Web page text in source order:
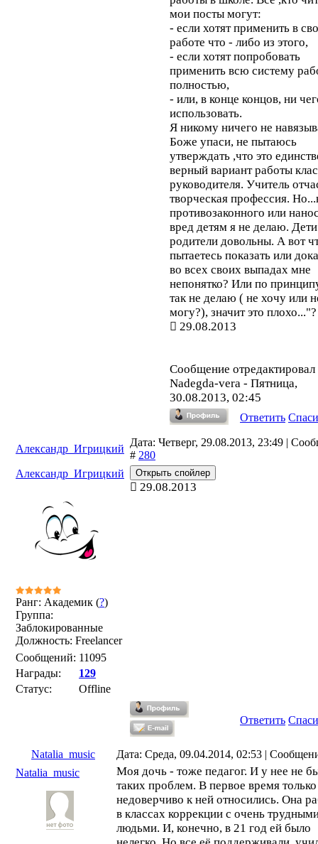
мои посты могут:
- если хотят применить в
работе что - либо из этого,
- если хотят попробовать
применить всю систему
полностью,
- или, в конце концов, ни
использовать.
Я никому ничего не
Боже упаси, не пытаюсь
утверждать ,что это
верный вариант работы
руководителя. Учитель
творческая профессия.
противозаконного или
вред детям я не делаю.
родители довольны. А вот
пытаетесь показать или
во всех своих выпадах мне
непонятко? Или по
так не делаю ( не хочу или
могу?), значит это плохо..."?
29.08.2013
Сообщение отредактировал
Nadegda-vera - Пятница,
30.08.2013, 02:45
Ответить
Александр_Игрицкий
Дата: Четверг, 29.08.2013, 23:49 |
# 280
Александр_Игрицкий
Ранг: Академик (?)
Группа:
Заблокированные
Должность: Freelancer
Сообщений: 11095
Награды:
129
Статус:
Offline
29.08.2013
Ответить
Natalia_music
Дата: Среда, 09.04.2014, 02:53 |
Natalia_music
Моя дочь - тоже педагог. И у нее не
таких проблем. В первое время только
недоверчиво к ней относились. Она
в классах коррекции с очень
людьми. И, конечно, в 21 год ей было